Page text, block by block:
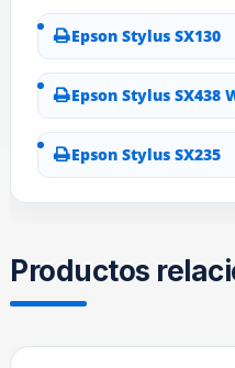
Epson Stylus SX130
Epson Stylus SX438
Epson Stylus SX235
Productos